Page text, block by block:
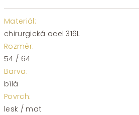
Materiál:
chirurgická ocel 316L
Rozměr:
54 / 64
Barva:
bílá
Povrch:
lesk / mat